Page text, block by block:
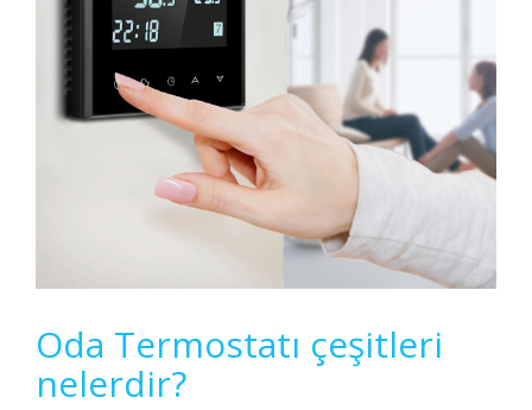
Oda Termostatı çeşitleri
nelerdir?